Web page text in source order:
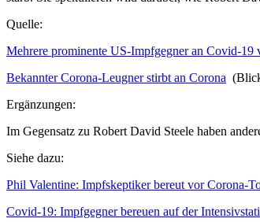
Quelle:
Mehrere prominente US-Impfgegner an Covid-19
Bekannter Corona-Leugner stirbt an Corona
Ergänzungen:
Im Gegensatz zu Robert David Steele haben
Siehe dazu:
Phil Valentine: Impfskeptiker bereut vor Corona-
Covid-19: Impfgegner bereuen auf der